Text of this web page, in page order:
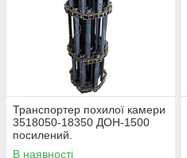
Транспортер похилої камери
3518050-18350 ДОН-1500
посилений.
В наявності